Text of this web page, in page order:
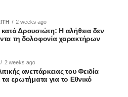
2 weeks ago
Δρουσιώτη: Η αλήθεια δεν
τη δολοφονία χαρακτήρων
2 weeks ago
ανεπάρκειας του Φειδία
ερωτήματα για το Εθνικό